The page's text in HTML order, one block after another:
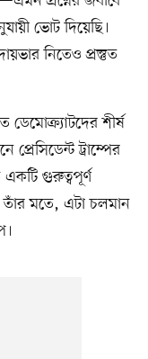
ভোট দিয়েছি।
নিতেও প্রস্তুত
ডেমোক্র্যাটদের শীর্ষ
প্রেসিডেন্ট ট্রাম্পের
একটি গুরুত্বপূর্ণ
তাঁর মতে, এটা চলমান